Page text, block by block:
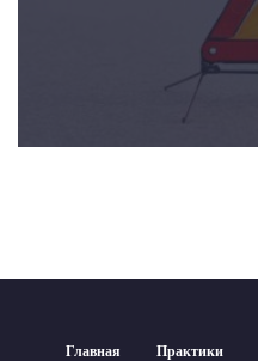
Главная Практики